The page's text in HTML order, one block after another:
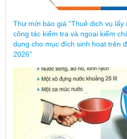
Thư mời báo giá “Thuê dịch vụ
công tác kiểm tra và ngoại kiểm
dụng cho mục đích sinh hoạt trên
2026”